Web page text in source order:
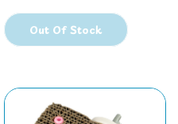
Out Of Stock